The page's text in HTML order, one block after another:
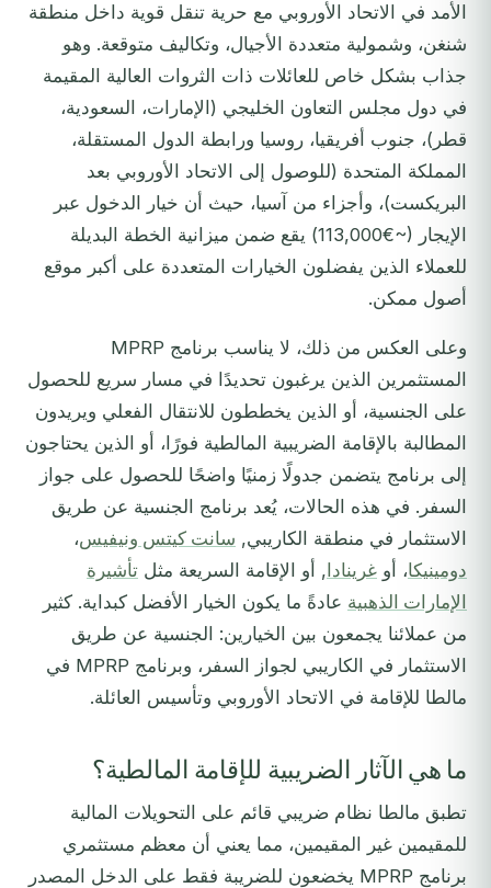
الأمد في الاتحاد الأوروبي مع حرية تنقل قوية داخل منطقة
شنغن، وشمولية متعددة الأجيال، وتكاليف متوقعة. وهو
جذاب بشكل خاص للعائلات ذات الثروات العالية المقيمة
في دول مجلس التعاون الخليجي (الإمارات، السعودية،
قطر)، جنوب أفريقيا، روسيا ورابطة الدول المستقلة،
المملكة المتحدة (للوصول إلى الاتحاد الأوروبي بعد
البريكست)، وأجزاء من آسيا، حيث أن خيار الدخول عبر
الإيجار (~€113,000) يقع ضمن ميزانية الخطة البديلة
للعملاء الذين يفضلون الخيارات المتعددة على أكبر موقع
أصول ممكن.
وعلى العكس من ذلك، لا يناسب برنامج MPRP
المستثمرين الذين يرغبون تحديدًا في مسار سريع للحصول
على الجنسية، أو الذين يخططون للانتقال الفعلي ويريدون
المطالبة بالإقامة الضريبية المالطية فورًا، أو الذين يحتاجون
إلى برنامج يتضمن جدولًا زمنيًا واضحًا للحصول على جواز
السفر. في هذه الحالات، يُعد برنامج الجنسية عن طريق
الاستثمار في منطقة الكاريبي, سانت كيتس ونيفيس،
دومينيكا، أو غرينادا , أو الإقامة السريعة مثل تأشيرة
الإمارات الذهبية عادةً ما يكون الخيار الأفضل كبداية. كثير
من عملائنا يجمعون بين الخيارين: الجنسية عن طريق
الاستثمار في الكاريبي لجواز السفر، وبرنامج MPRP في
مالطا للإقامة في الاتحاد الأوروبي وتأسيس العائلة.
ما هي الآثار الضريبية للإقامة المالطية؟
تطبق مالطا نظام ضريبي قائم على التحويلات المالية
للمقيمين غير المقيمين، مما يعني أن معظم مستثمري
برنامج MPRP يخضعون للضريبة فقط على الدخل المصدر